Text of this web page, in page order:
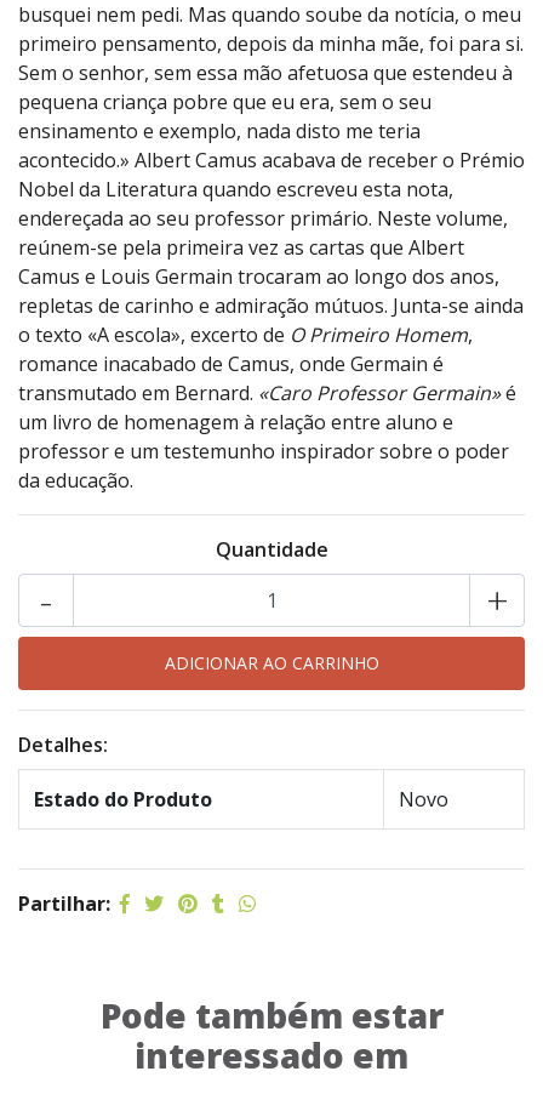
busquei nem pedi. Mas quando soube da notícia, o meu
primeiro pensamento, depois da minha mãe, foi para si.
Sem o senhor, sem essa mão afetuosa que estendeu à
pequena criança pobre que eu era, sem o seu
ensinamento e exemplo, nada disto me teria
acontecido.» Albert Camus acabava de receber o Prémio
Nobel da Literatura quando escreveu esta nota,
endereçada ao seu professor primário. Neste volume,
reúnem-se pela primeira vez as cartas que Albert
Camus e Louis Germain trocaram ao longo dos anos,
repletas de carinho e admiração mútuos. Junta-se ainda
o texto «A escola», excerto de O Primeiro Homem,
romance inacabado de Camus, onde Germain é
transmutado em Bernard. «Caro Professor Germain»é
um livro de homenagem à relação entre aluno e
professor e um testemunho inspirador sobre o poder
da educação.
Quantidade
+
-
Detalhes:
Estado do Produto Novo
Partilhar:
Pode também estar
interessado em